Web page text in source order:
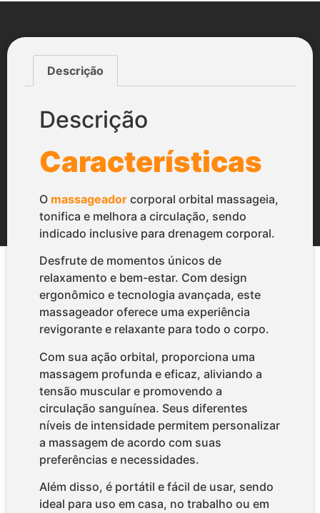
Descrição
Descrição
Características
O massageador corporal orbital massageia,
tonifica e melhora a circulação, sendo
indicado inclusive para drenagem corporal.
Desfrute de momentos únicos de
relaxamento e bem-estar. Com design
ergonômico e tecnologia avançada, este
massageador oferece uma experiência
revigorante e relaxante para todo o corpo.
Com sua ação orbital, proporciona uma
massagem profunda e eficaz, aliviando a
tensão muscular e promovendo a
circulação sanguínea. Seus diferentes
níveis de intensidade permitem personalizar
a massagem de acordo com suas
preferências e necessidades.
Além disso, é portátil e fácil de usar, sendo
ideal para uso em casa, no trabalho ou em